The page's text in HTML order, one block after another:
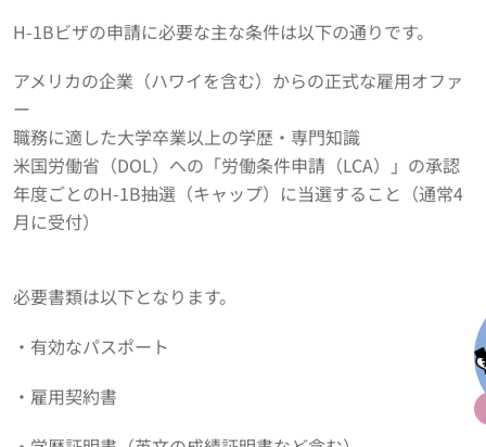
H-1Bビザの申請に必要な主な条件は以下の通りです。
アメリカの企業（ハワイを含む）からの正式な雇用オファ
ー
職務に適した大学卒業以上の学歴・専門知識
米国労働省（DOL）への「労働条件申請（LCA）」の承認
年度ごとのH-1B抽選（キャップ）に当選すること（通常4
月に受付）
必要書類は以下となります。
・有効なパスポート
・雇用契約書